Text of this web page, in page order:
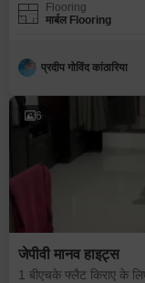
Flooring
मार्बल Flooring
प्रदीप गोविंद कांठारिया
6
जेपीवी मानव हाइट्स
1 बीएचके फ्लैट किराए के